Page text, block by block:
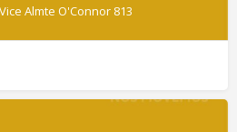
Vice Almte O'Connor 813